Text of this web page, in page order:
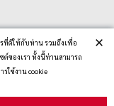
ที่ดีให้กับท่าน รวมถึงเพื่อ
ของเรา ทั้งนี้ท่านสามารถ
ใช้งาน cookie
×